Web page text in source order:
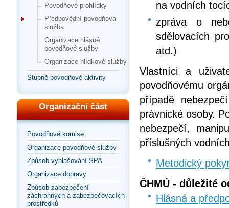
Povodňové prohlídky
Předpovědní povodňová
služba
Organizace hlásné
povodňové služby
Organizace hlídkové služby
Stupně povodňové aktivity
Organizační část
Povodňové komise
Organizace povodňové služby
Způsob vyhlašování SPA
Organizace dopravy
Způsob zabezpečení
záchranných a zabezpečovacích
prostředků
na vodních
zpráva o
sdělovacích
atd.)
Vlastníci a
povodňovému
případě
právnické osoby.
nebezpečí,
příslušných
Metodický
ČHMÚ - důležité
Hlásná a